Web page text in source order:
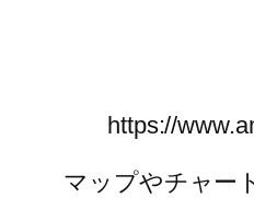
https://
マップやチャー